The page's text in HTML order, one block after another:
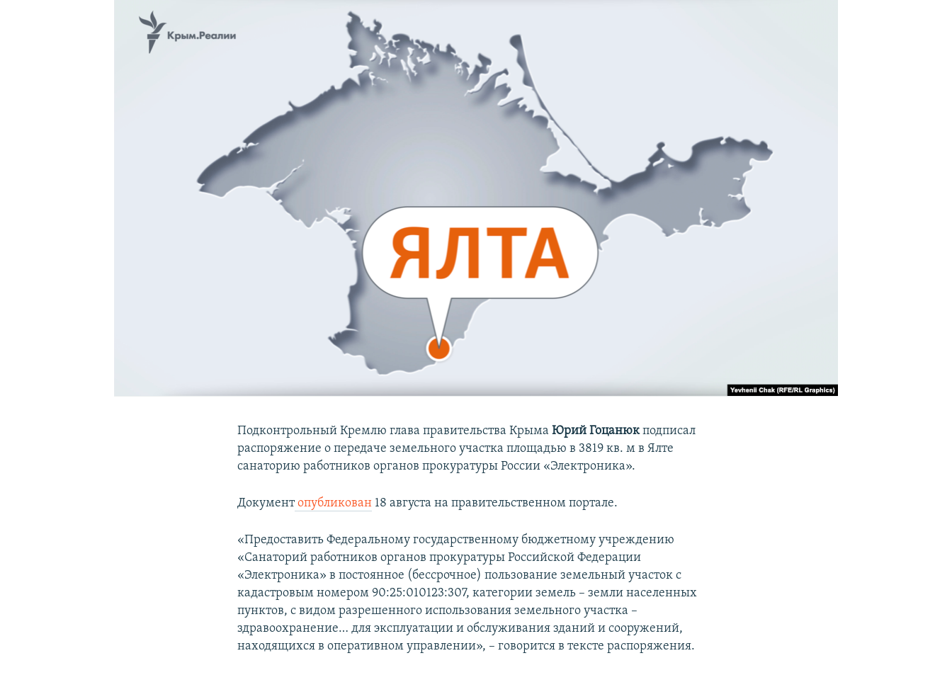
Подконтрольный Кремлю глава правительства КрымаЮрий Гоцанюкподписал
распоряжение о передаче земельного участка площадью в 3819 кв. м в Ялте
санаторию работников органов прокуратуры России «Электроника».
Документопубликован 18 августа на правительственном портале.
«Предоставить Федеральному государственному бюджетному учреждению
«Санаторий работников органов прокуратуры Российской Федерации
«Электроника» в постоянное (бессрочное) пользование земельный участок с
кадастровым номером 90:25:010123:307, категории земель – земли населенных
пунктов, c видом разрешенного использования земельного участка –
здравоохранение… для эксплуатации и обслуживания зданий и сооружений,
находящихся в оперативном управлении», – говорится в тексте распоряжения.